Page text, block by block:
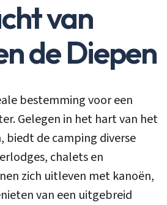
van
de Diepen
bestemming voor een
Gelegen in het hart van het
biedt de camping diverse
chalets en
zich uitleven met kanoën,
van een uitgebreid